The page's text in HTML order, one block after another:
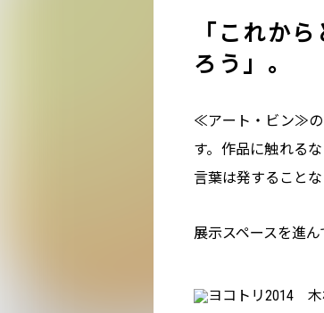
「これか
ろう」。
≪アート・ビン≫の
す。作品に触れる
言葉は発すること
展示スペースを進